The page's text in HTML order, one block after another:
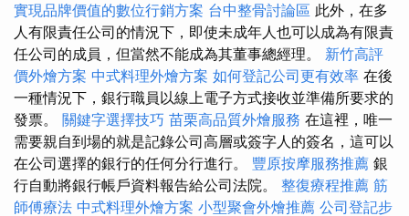
實現品牌價值的數位行銷方案 台中整骨討論區 此外，在多
人有限責任公司的情況下，即使未成年人也可以成為有限責
任公司的成員，但當然不能成為其董事總經理。 新竹高評
價外燴方案 中式料理外燴方案 如何登記公司更有效率 在後
一種情況下，銀行職員以線上電子方式接收並準備所要求的
發票。 關鍵字選擇技巧 苗栗高品質外燴服務 在這裡，唯一
需要親自到場的就是記錄公司高層或簽字人的簽名，這可以
在公司選擇的銀行的任何分行進行。 豐原按摩服務推薦 銀
行自動將銀行帳戶資料報告給公司法院。 整復療程推薦 筋
師傅療法 中式料理外燴方案 小型聚會外燴推薦 公司登記步